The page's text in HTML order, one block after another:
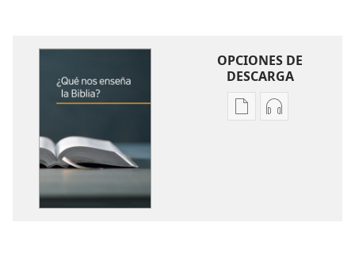
OPCIONES DE
DESCARGA
OpcionesOpciones